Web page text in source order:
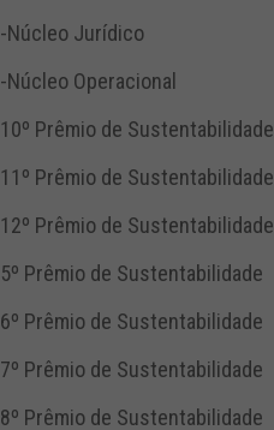
-Núcleo Jurídico
-Núcleo Operacional
10º Prêmio de Sustentabilidade
11º Prêmio de Sustentabilidade
12º Prêmio de Sustentabilidade
5º Prêmio de Sustentabilidade
6º Prêmio de Sustentabilidade
7º Prêmio de Sustentabilidade
8º Prêmio de Sustentabilidade